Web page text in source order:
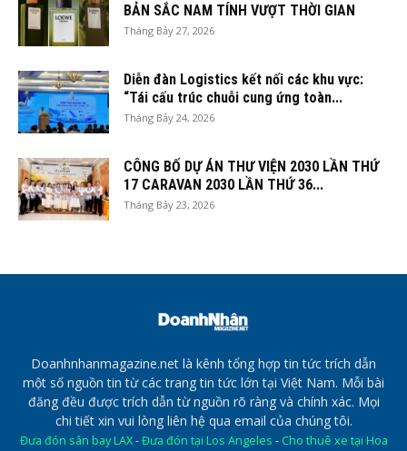
BẢN SẮC NAM TÍNH VƯỢT THỜI GIAN
Tháng Bảy 27, 2026
Diễn đàn Logistics kết nối các khu vực:
“Tái cấu trúc chuỗi cung ứng toàn...
Tháng Bảy 24, 2026
CÔNG BỐ DỰ ÁN THƯ VIỆN 2030 LẦN THỨ
17 CARAVAN 2030 LẦN THỨ 36...
Tháng Bảy 23, 2026
Doanhnhanmagazine.net là kênh tổng hợp tin tức trích dẫn
một số nguồn tin từ các trang tin tức lớn tại Việt Nam. Mỗi bài
đăng đều được trích dẫn từ nguồn rõ ràng và chính xác. Mọi
chi tiết xin vui lòng liên hệ qua email của chúng tôi.
Đưa đón sân bay LAX-Đưa đón tại Los Angeles - Cho thuê xe tại Hoa